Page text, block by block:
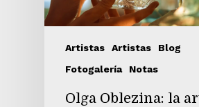
Artistas Artistas
Blog
Fotogalería
Notas
Olga Oblezina: la